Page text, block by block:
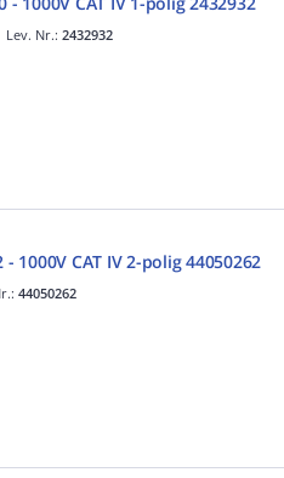
Lev. Nr.: 2432932
1000V CAT IV 2-polig 44050262
44050262